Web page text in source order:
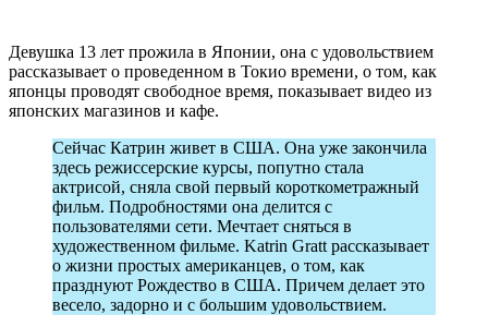
Девушка 13 лет прожила в Японии, она с удовольствием
рассказывает о проведенном в Токио времени, о том, как
японцы проводят свободное время, показывает видео из
японских магазинов и кафе.
Сейчас Катрин живет в США. Она уже закончила
здесь режиссерские курсы, попутно стала
актрисой, сняла свой первый короткометражный
фильм. Подробностями она делится с
пользователями сети. Мечтает сняться в
художественном фильме. Katrin Gratt рассказывает
о жизни простых американцев, о том, как
празднуют Рождество в США. Причем делает это
весело, задорно и с большим удовольствием.